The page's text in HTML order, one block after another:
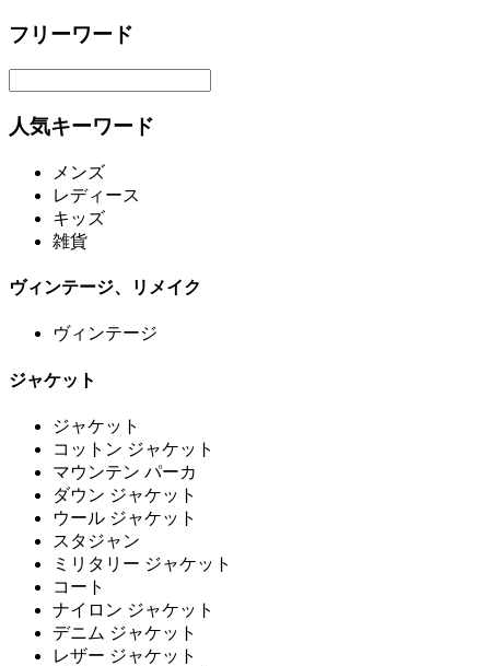
フリーワード
人気キーワード
メンズ
レディース
キッズ
雑貨
ヴィンテージ、リメイク
ヴィンテージ
ジャケット
ジャケット
コットン ジャケット
マウンテン パーカ
ダウン ジャケット
ウール ジャケット
スタジャン
ミリタリー ジャケット
コート
ナイロン ジャケット
デニム ジャケット
レザー ジャケット